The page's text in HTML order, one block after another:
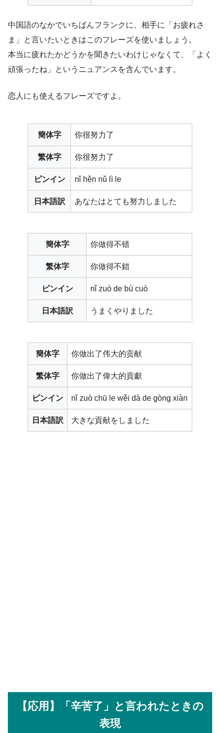
中国語のなかでいちばんフランクに、相手に「お疲れさ
ま」と言いたいときはこのフレーズを使いましょう。
本当に疲れたかどうかを聞きたいわけじゃなくて、「よく
頑張ったね」というニュアンスを含んでいます。
恋人にも使えるフレーズですよ。
簡体字 你很努力了
繁体字 你很努力了
ピンイン nǐ hěn nǔ lì le
日本語訳 あなたはとても努力しました
簡体字 你做得不错
繁体字 你做得不錯
ピンイン nǐ zuò de bù cuò
日本語訳 うまくやりました
簡体字 你做出了伟大的贡献
繁体字 你做出了偉大的貢獻
ピンイン nǐ zuò chū le wěi dà de gòng xiàn
日本語訳 大きな貢献をしました
【応用】「辛苦了」と言われたときの
表現